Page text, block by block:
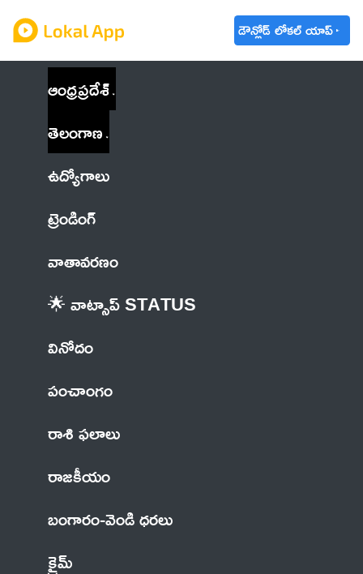
డౌన్లోడ్ లోకల్ యాప్
ఆంధ్రప్రదేశ్
తెలంగాణ
ఉద్యోగాలు
ట్రెండింగ్
వాతావరణం
🌟 వాట్సాప్ STATUS
వినోదం
పంచాంగం
రాశి ఫలాలు
రాజకీయం
బంగారం-వెండి ధరలు
క్రైమ్